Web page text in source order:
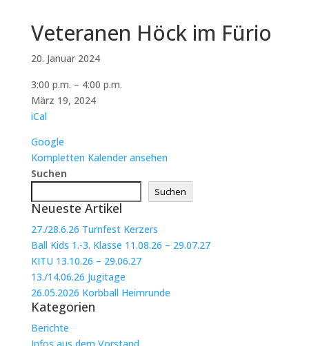
Veteranen Höck im Fürio
20. Januar 2024
Veteranen
Höck
im
3:00 p.m. – 4:00 p.m.
März 19, 2024
iCal
Google
Kompletten Kalender ansehen
Suchen
Suchen
Neueste Artikel
27./28.6.26 Turnfest Kerzers
Ball Kids 1.-3. Klasse 11.08.26 – 29.07.27
KITU 13.10.26 – 29.06.27
13./14.06.26 Jugitage
26.05.2026 Korbball Heimrunde
Kategorien
Berichte